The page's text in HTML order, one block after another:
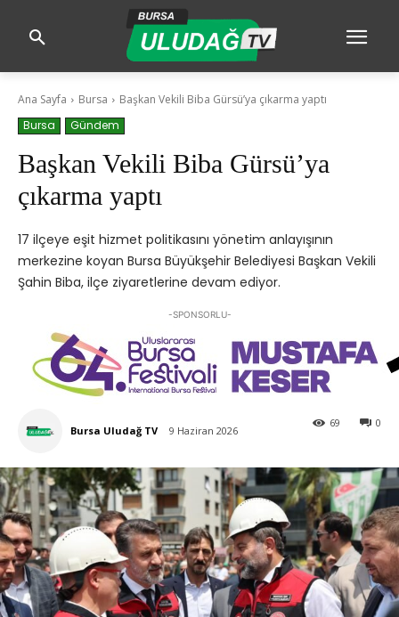
Ana Sayfa Bursa
Başkan Vekili Biba Gürsü’ya çıkarma yaptı
Bursa
Gündem
Başkan Vekili Biba Gürsü’ya
çıkarma yaptı
17 ilçeye eşit hizmet politikasını yönetim anlayışının
merkezine koyan Bursa Büyükşehir Belediyesi Başkan Vekili
Şahin Biba, ilçe ziyaretlerine devam ediyor.
-SPONSORLU-
Bursa Uludağ TV 9 Haziran 2026
0
69